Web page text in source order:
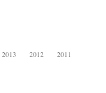
2013 2012
2011